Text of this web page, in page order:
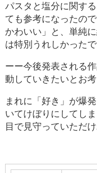
パスタと塩分に関す
ても参考になったの
かわいい」と、単純
は特別うれしかった
ーー今後発表される
動していきたいとお
まれに「好き」が爆
いてけぼりにしてし
目で見守っていただけ